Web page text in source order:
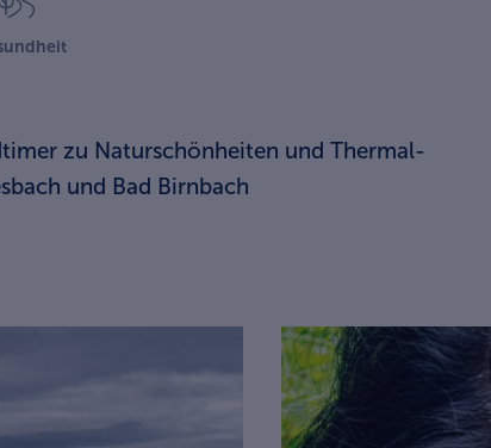
zu Naturschönheiten und Thermal-
und Bad Birnbach